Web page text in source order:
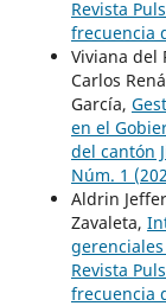
Revista
frecuencia
Viviana del
Carlos
García,
en el
del cantón
Núm. 1
Aldrin
Zavaleta,
Revista
frecuencia